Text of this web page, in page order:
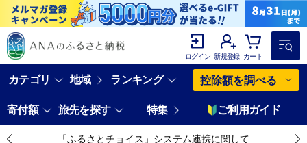
ログイン 新規登録 カート
カテゴリ 地域 ランキング 控除額を調べる
寄付額 旅先を探す 特集 ご利用ガイド
「ふるさとチョイス」システム連携に関して